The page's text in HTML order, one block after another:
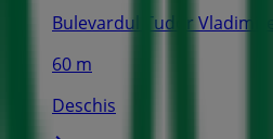
Bulevardul Tudor
60 m
Deschis